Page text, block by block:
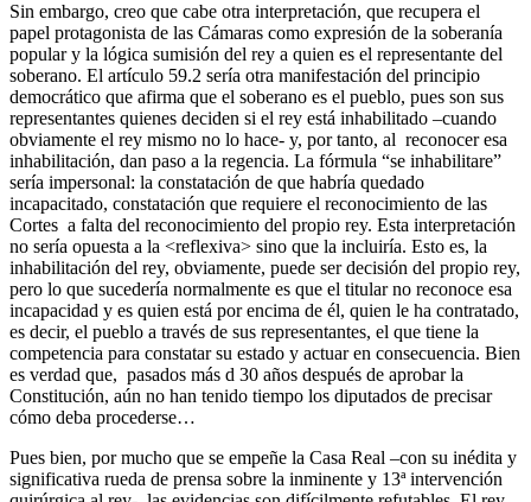
Sin embargo, creo que cabe otra interpretación, que recupera el
papel protagonista de las Cámaras como expresión de la soberanía
popular y la lógica sumisión del rey a quien es el representante del
soberano. El artículo 59.2 sería otra manifestación del principio
democrático que afirma que el soberano es el pueblo, pues son sus
representantes quienes deciden si el rey está inhabilitado –cuando
obviamente el rey mismo no lo hace- y, por tanto, al reconocer esa
inhabilitación, dan paso a la regencia. La fórmula “se inhabilitare”
sería impersonal: la constatación de que habría quedado
incapacitado, constatación que requiere el reconocimiento de las
Cortes a falta del reconocimiento del propio rey. Esta interpretación
no sería opuesta a la <reflexiva> sino que la incluiría. Esto es, la
inhabilitación del rey, obviamente, puede ser decisión del propio rey,
pero lo que sucedería normalmente es que el titular no reconoce esa
incapacidad y es quien está por encima de él, quien le ha contratado,
es decir, el pueblo a través de sus representantes, el que tiene la
competencia para constatar su estado y actuar en consecuencia. Bien
es verdad que, pasados más d 30 años después de aprobar la
Constitución, aún no han tenido tiempo los diputados de precisar
cómo deba procederse…
Pues bien, por mucho que se empeñe la Casa Real –con su inédita y
significativa rueda de prensa sobre la inminente y 13ª intervención